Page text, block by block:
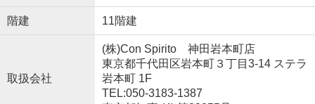
階建 11階建
取扱会社
(株)Con Spirito 神田岩本町店
東京都千代田区岩本町３丁目3-14 ステラ
岩本町 1F
TEL:050-3183-1387